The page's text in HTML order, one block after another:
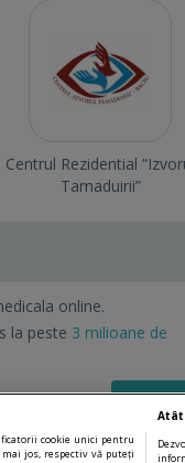
Centrul Rezidential
Tamaduirii”
online.
la peste 3 milioane de
Vezi
cookie unici pentru
mai jos, respectiv vă puteți